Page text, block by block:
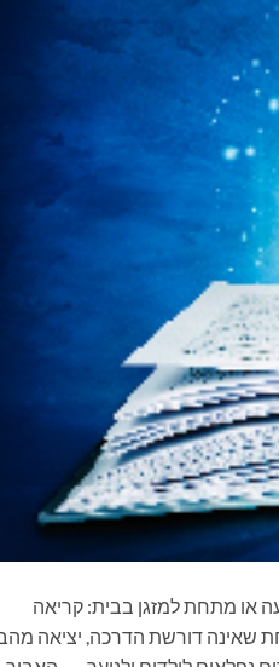
או מתחת למזגן בבית: קריאה
שאינה דורשת הדרכה, יציאה